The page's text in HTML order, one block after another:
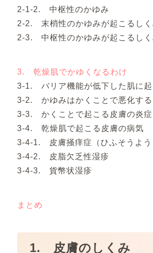
2-1-2. 中枢性のかゆみ
2-2. 末梢性のかゆみが起こるしく
2-3. 中枢性のかゆみが起こるしく
3. 乾燥肌でかゆくなるわけ
3-1. バリア機能が低下した肌に起
3-2. かゆみはかくことで悪化する
3-3. かくことで起こる皮膚の炎症
3-4. 乾燥肌で起こる皮膚の病気
3-4-1. 皮膚掻痒症（ひふそうよう
3-4-2. 皮脂欠乏性湿疹
3-4-3. 貨幣状湿疹
まとめ
1. 皮膚のしくみ